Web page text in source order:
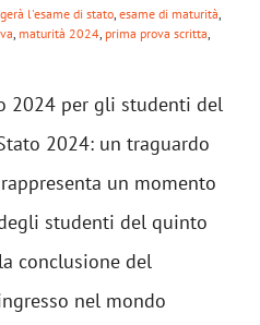
l'esame di stato esame di maturità
maturità 2024 prima prova scritta
2024 per gli studenti del
2024: un traguardo
un momento
studenti del quinto
conclusione del
nel mondo